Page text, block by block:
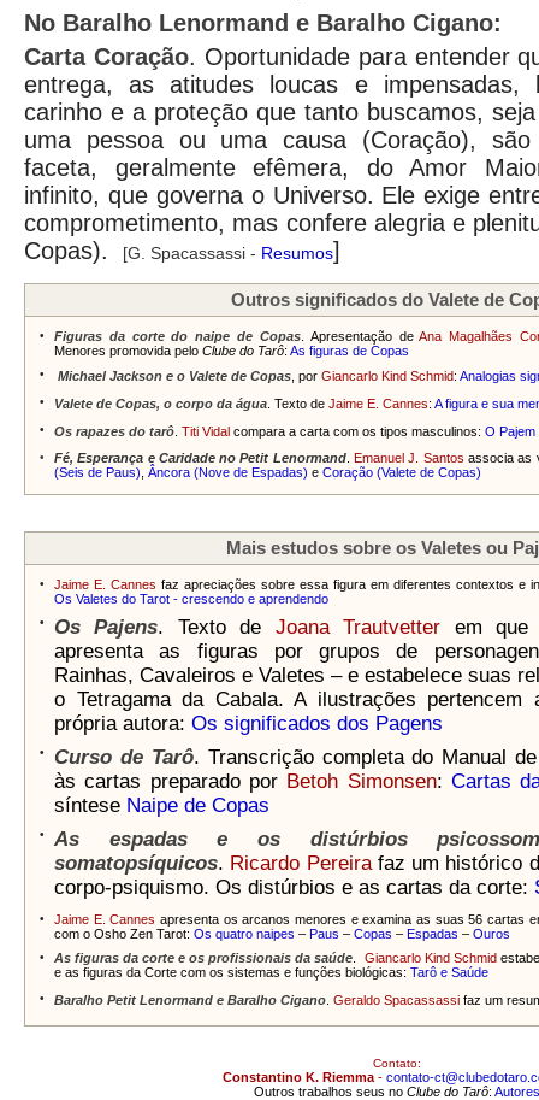
No Baralho Lenormand e Baralho Cigano:
Carta Coração. Oportunidade para entender
entrega, as atitudes loucas e impensadas,
carinho e a proteção que tanto buscamos,
uma pessoa ou uma causa (Coração),
faceta, geralmente efêmera, do Amor
infinito, que governa o Universo. Ele exige
comprometimento, mas confere alegria e
Copas).
[G. Spacassassi - Resumos]
Outros significados do Valete de
• Figuras da corte do naipe de Copas. Apresentação deAna Magalhães
Menores promovida pelo Clube do Tarô: As figuras de Copas
• Michael Jackson e o Valete de Copas , por Giancarlo Kind Schmid: Analogias
• Valete de Copas, o corpo da água . Texto de Jaime E. Cannes: A figura e sua
• Os rapazes do tarô Titi Vidal compara a carta com os tipos masculinos: O Pajem
• Fé, Esperança e Caridade no Petit Lenormand.Emanuel J. Santos associa as
(Seis de Paus) Âncora (Nove de Espadas) e Coração (Valete de Copas)
Mais estudos sobre os Valetes ou
• Jaime E. Cannes faz apreciações sobre essa figura em diferentes contextos e
Os Valetes do Tarot - crescendo e aprendendo
• Os Pajens. Texto de Joana Trautvetter em que
apresenta as figuras por grupos de
Rainhas, Cavaleiros e Valetes – e estabelece suas
o Tetragama da Cabala. A ilustrações pertencem
própria autora: Os significados dos Pagens
• Curso de Tarô. Transcrição completa do Manual
às cartas preparado por Betoh Simonsen: Cartas
síntese Naipe de Copas
•
As espadas e os distúrbios
somatopsíquicos. Ricardo Pereirafaz um histórico
corpo-psiquismo. Os distúrbios e as cartas da corte:
• Jaime E. Cannes apresenta os arcanos menores e examina as suas 56 cartas
com o Osho Zen Tarot: Os quatro naipes – Paus – Copas – Espadas – Ouros
• As figuras da corte e os profissionais da saúde Giancarlo Kind Schmid
e as figuras da Corte com os sistemas e funções biológicas: Tarô e Saúde
• Baralho Petit Lenormand e Baralho Cigano Geraldo Spacassassi faz um
Contato:
Constantino K. Riemma - contato-
Outros trabalhos seus no Clube do Tarô: Autores